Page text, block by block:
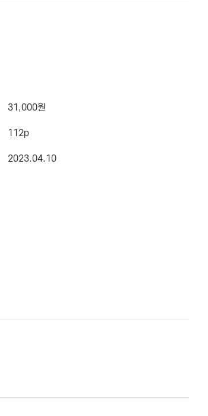
31,000원
112p
2023.04.10